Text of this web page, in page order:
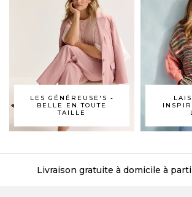
LES GÉNÉREUSE'S -
BELLE EN TOUTE
TAILLE
Livraison gratuite à domicile à